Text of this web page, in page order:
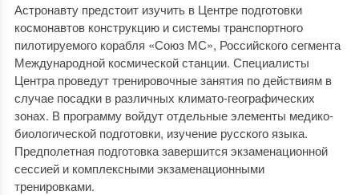
Астронавту предстоит изучить в Центре подготовки
космонавтов конструкцию и системы транспортного
пилотируемого корабля «Союз МС», Российского сегмента
Международной космической станции. Специалисты
Центра проведут тренировочные занятия по действиям в
случае посадки в различных климато-географических
зонах. В программу войдут отдельные элементы медико-
биологической подготовки, изучение русского языка.
Предполетная подготовка завершится экзаменационной
сессией и комплексными экзаменационными
тренировками.